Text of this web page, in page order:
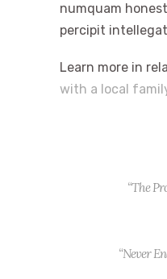
numquam
percipit
Learn more in
with a local
“The
“Never